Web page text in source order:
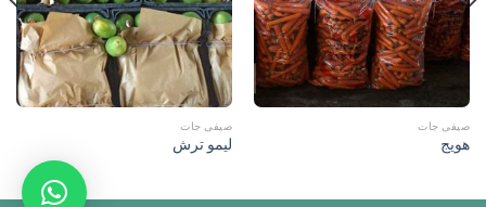
صیفی جات
هویج
صیفی جات
لیمو ترش